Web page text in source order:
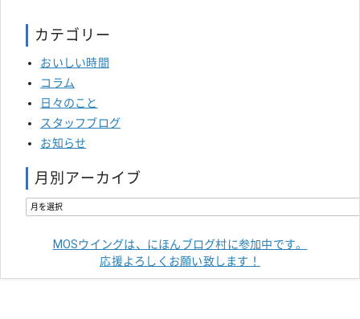
カテゴリー
おいしい時間
コラム
日々のこと
スタッフブログ
お知らせ
月別アーカイブ
MOSウイングは、にほんブログ村に参加中です。
応援よろしくお願い致します！